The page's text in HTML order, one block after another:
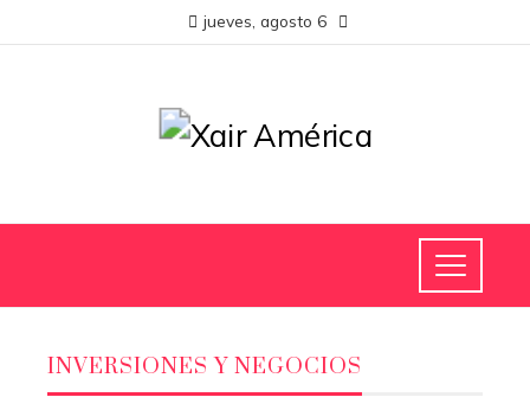
jueves, agosto 6
INVERSIONES Y NEGOCIOS